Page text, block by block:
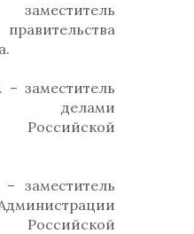
– заместитель
делами
заместитель